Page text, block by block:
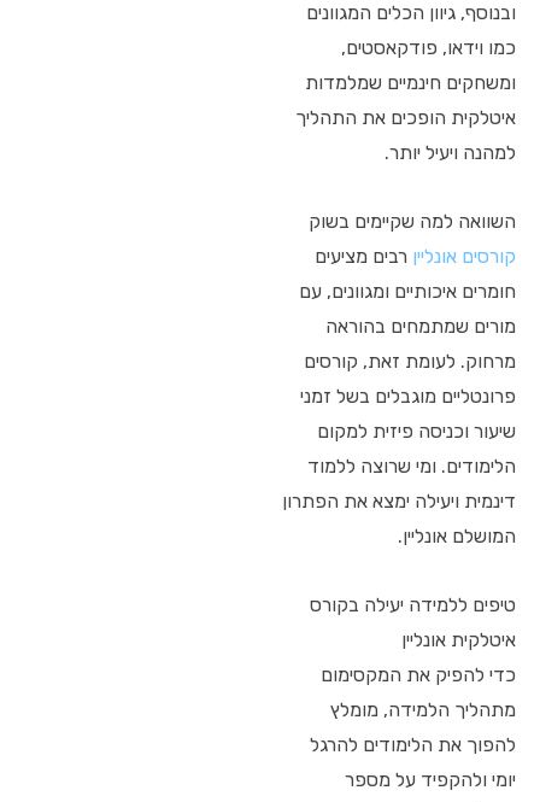
ובנוסף, גיוון הכלים המגוונים
כמו וידאו, פודקאסטים,
ומשחקים חינמיים שמלמדות
איטלקית הופכים את התהליך
למהנה ויעיל יותר.
השוואה למה שקיימים בשוק
קורסים אונליין רבים מציעים
חומרים איכותיים ומגוונים, עם
מורים שמתמחים בהוראה
מרחוק. לעומת זאת, קורסים
פרונטליים מוגבלים בשל זמני
שיעור וכניסה פיזית למקום
הלימודים. ומי שרוצה ללמוד
דינמית ויעילה ימצא את הפתרון
המושלם אונליין.
טיפים ללמידה יעילה בקורס
איטלקית אונליין
כדי להפיק את המקסימום
מתהליך הלמידה, מומלץ
להפוך את הלימודים להרגל
יומי ולהקפיד על מספר